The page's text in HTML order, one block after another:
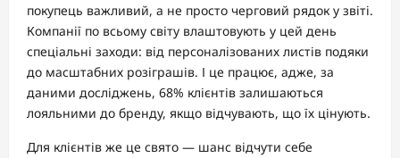
покупець важливий, а не просто черговий рядок у звіті.
Компанії по всьому світу влаштовують у цей день
спеціальні заходи: від персоналізованих листів подяки
до масштабних розіграшів. І це працює, адже, за
даними досліджень, 68% клієнтів залишаються
лояльними до бренду, якщо відчувають, що їх цінують.
Для клієнтів же це свято — шанс відчути себе